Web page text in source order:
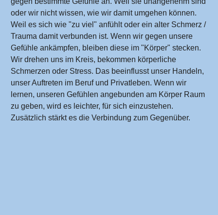
oder wir nicht wissen, wie wir damit umgehen können.
Weil es sich wie "zu viel" anfühlt oder ein alter Schmerz /
Trauma damit verbunden ist. Wenn wir gegen unsere
Gefühle ankämpfen, bleiben diese im "Körper" stecken.
Wir drehen uns im Kreis, bekommen körperliche
Schmerzen oder Stress. Das beeinflusst unser Handeln,
unser Auftreten im Beruf und Privatleben. Wenn wir
lernen, unseren Gefühlen angebunden am Körper Raum
zu geben, wird es leichter, für sich einzustehen.
Zusätzlich stärkt es die Verbindung zum Gegenüber.